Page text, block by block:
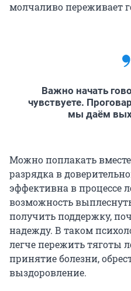
молчаливо переживает
Важно начать
чувствуете.
мы даём
Можно поплакать
разрядка в
эффективна в процессе
возможность
получить поддержку,
надежду. В таком
легче пережить тяготы
принятие болезни,
выздоровление.